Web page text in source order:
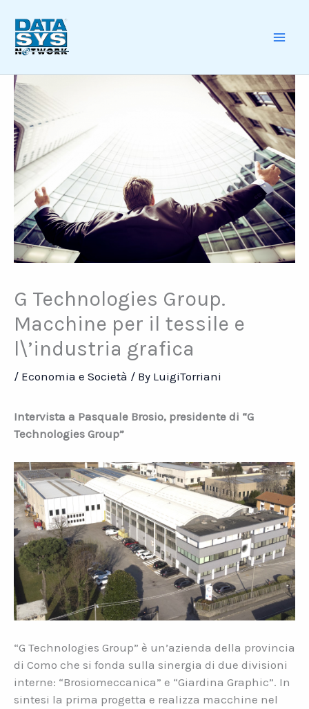
content
G Technologies Group.
Macchine per il tessile e
l\’industria grafica
/ Economia e Società / By LuigiTorriani
Intervista a Pasquale Brosio, presidente di “G
Technologies Group”
“G Technologies Group” è un’azienda della provincia
di Como che si fonda sulla sinergia di due divisioni
interne: “Brosiomeccanica” e “Giardina Graphic”. In
sintesi la prima progetta e realizza macchine nel